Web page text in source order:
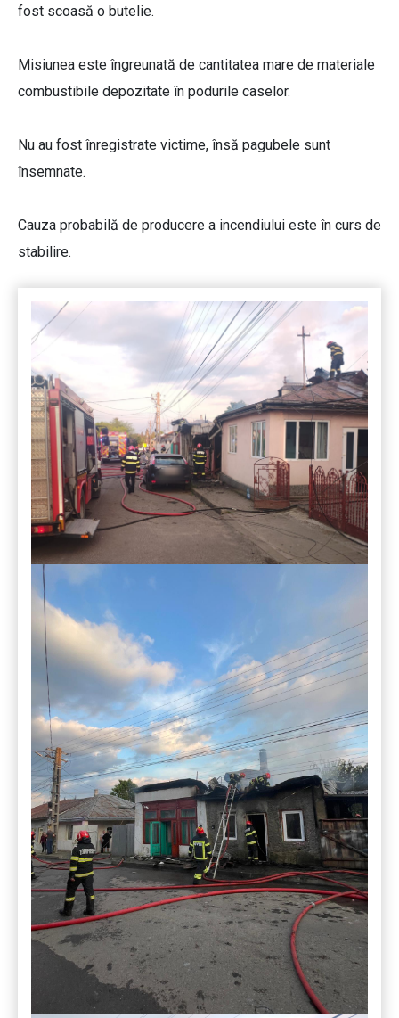
fost scoasă o butelie.
Misiunea este îngreunată de cantitatea mare de materiale
combustibile depozitate în podurile caselor.
Nu au fost înregistrate victime, însă pagubele sunt
însemnate.
Cauza probabilă de producere a incendiului este în curs de
stabilire.